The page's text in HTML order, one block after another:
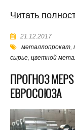
Читать
21.12.2017
металлопрокат,
сырье,цветной
ПРОГНОЗ
ЕВРОСОЮЗА